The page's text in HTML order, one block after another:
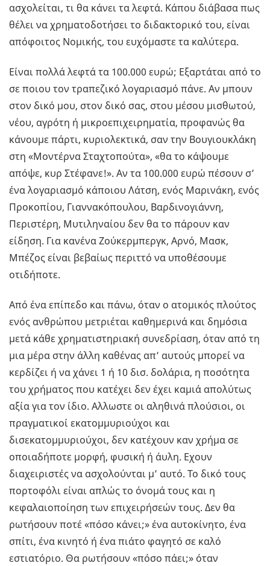
ασχολείται, τι θα κάνει τα λεφτά. Κάπου διάβασα πως
θέλει να χρηματοδοτήσει το διδακτορικό του, είναι
απόφοιτος Νομικής, του ευχόμαστε τα καλύτερα.
Είναι πολλά λεφτά τα 100.000 ευρώ; Εξαρτάται από το
σε ποιου τον τραπεζικό λογαριασμό πάνε. Αν μπουν
στον δικό μου, στον δικό σας, στου μέσου μισθωτού,
νέου, αγρότη ή μικροεπιχειρηματία, προφανώς θα
κάνουμε πάρτι, κυριολεκτικά, σαν την Βουγιουκλάκη
στη «Μοντέρνα Σταχτοπούτα», «θα το κάψουμε
απόψε, κυρ Στέφανε!». Αν τα 100.000 ευρώ πέσουν σ’
ένα λογαριασμό κάποιου Λάτση, ενός Μαρινάκη, ενός
Προκοπίου, Γιαννακόπουλου, Βαρδινογιάννη,
Περιστέρη, Μυτιληναίου δεν θα το πάρουν καν
είδηση. Για κανένα Ζούκερμπεργκ, Αρνό, Μασκ,
Μπέζος είναι βεβαίως περιττό να υποθέσουμε
οτιδήποτε.
Από ένα επίπεδο και πάνω, όταν ο ατομικός πλούτος
ενός ανθρώπου μετριέται καθημερινά και δημόσια
μετά κάθε χρηματιστηριακή συνεδρίαση, όταν από τη
μια μέρα στην άλλη καθένας απ’ αυτούς μπορεί να
κερδίζει ή να χάνει 1 ή 10 δισ. δολάρια, η ποσότητα
του χρήματος που κατέχει δεν έχει καμιά απολύτως
αξία για τον ίδιο. Αλλωστε οι αληθινά πλούσιοι, οι
πραγματικοί εκατομμυριούχοι και
δισεκατομμυριούχοι, δεν κατέχουν καν χρήμα σε
οποιαδήποτε μορφή, φυσική ή άυλη. Εχουν
διαχειριστές να ασχολούνται μ’ αυτό. Το δικό τους
πορτοφόλι είναι απλώς το όνομά τους και η
κεφαλαιοποίηση των επιχειρήσεών τους. Δεν θα
ρωτήσουν ποτέ «πόσο κάνει;» ένα αυτοκίνητο, ένα
σπίτι, ένα κινητό ή ένα πιάτο φαγητό σε καλό
εστιατόριο. Θα ρωτήσουν «πόσο πάει;» όταν